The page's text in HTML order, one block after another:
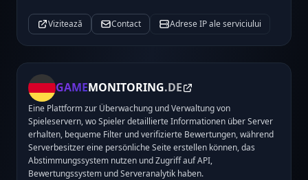
Vizitează Contact Adrese IP ale serviciului
GAMEMONITORING.DE
Eine Plattform zur Überwachung und Verwaltung von
Spieleservern, wo Spieler detaillierte Informationen über Server
erhalten, bequeme Filter und verifizierte Bewertungen, während
Serverbesitzer eine persönliche Seite erstellen können, das
Abstimmungssystem nutzen und Zugriff auf API,
Bewertungssystem und Serveranalytik haben.